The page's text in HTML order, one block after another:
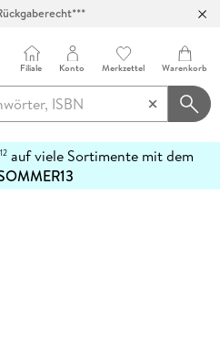
Filiale Konto Merkzettel Warenkorb
12auf viele Sortimente mit dem